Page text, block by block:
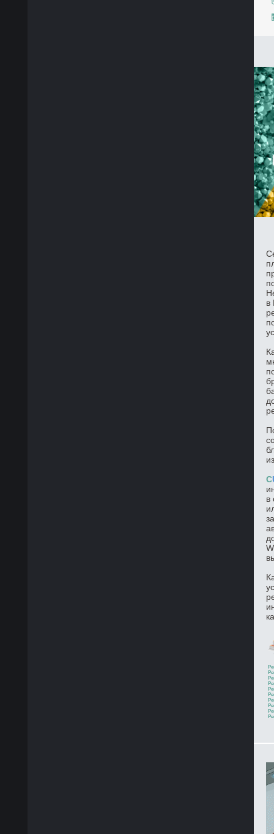
в
C
в